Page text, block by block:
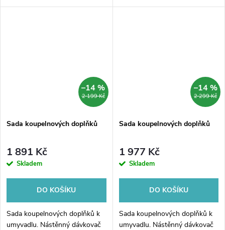
kartáčků a háček na zavěšení
kartáčků a háček na zavěšení
2 199 Kč
–14 %
Sada koupelnových doplňků
1 891 Kč
Skladem
DO KOŠÍKU
Sada koupelnových doplňků k
umyvadlu. Nástěnný dávkovač
2 299 Kč
–14 %
Sada koupelnových doplňků
1 977 Kč
Skladem
DO KOŠÍKU
Sada koupelnových doplňků k
umyvadlu. Nástěnný dávkovač